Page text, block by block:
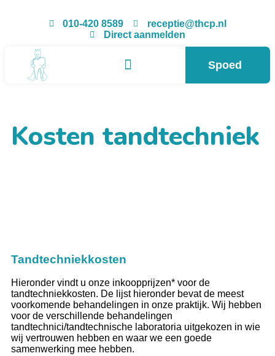
010-420 8589
receptie@thcp.nl
Direct aanmelden
Spoed
Kosten tandtechniek
Tandtechniekkosten
Hieronder vindt u onze inkoopprijzen* voor de
tandtechniekkosten. De lijst hieronder bevat de meest
voorkomende behandelingen in onze praktijk. Wij hebben
voor de verschillende behandelingen
tandtechnici/tandtechnische laboratoria uitgekozen in wie
wij vertrouwen hebben en waar we een goede
samenwerking mee hebben.